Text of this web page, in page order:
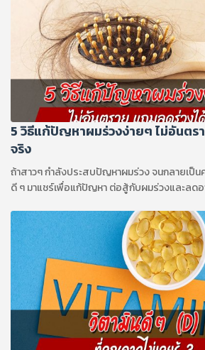
5 วิธีแก้ปัญหาผมร่วงง่ายๆ ไม่อันตร
จริง
ถ้าสาวๆ กำลังประสบปัญหาผมร่วง จนกลายเป็น
ดี ๆ มาแชร์เพื่อแก้ปัญหา ต่อสู้กับผมร่วงและลดอ